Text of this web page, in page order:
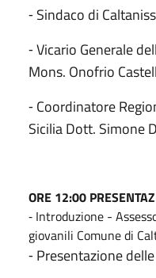
⁃ Sindaco di
⁃ Vicario Generale
Mons. Onofrio
⁃ Coordinatore
Sicilia Dott. Simone
ORE 12:00
⁃ Introduzione -
giovanili Comune di
⁃ Presentazione